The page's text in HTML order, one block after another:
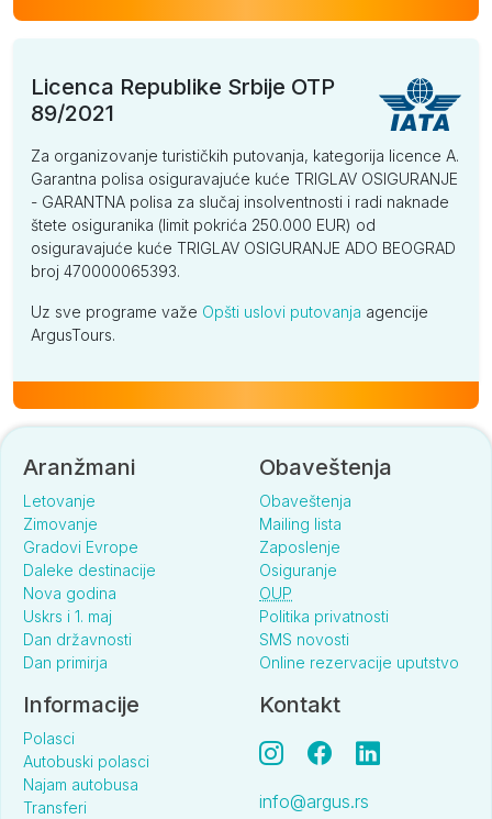
Licenca Republike Srbije OTP
89/2021
Za organizovanje turističkih putovanja, kategorija licence A.
Garantna polisa osiguravajuće kuće TRIGLAV OSIGURANJE
- GARANTNA polisa za slučaj insolventnosti i radi naknade
štete osiguranika (limit pokrića 250.000 EUR) od
osiguravajuće kuće TRIGLAV OSIGURANJE ADO BEOGRAD
broj 470000065393.
Uz sve programe važe Opšti uslovi putovanja agencije
ArgusTours.
Aranžmani
Letovanje
Zimovanje
Gradovi Evrope
Daleke destinacije
Nova godina
Uskrs i 1. maj
Dan državnosti
Dan primirja
Obaveštenja
Obaveštenja
Mailing lista
Zaposlenje
Osiguranje
OUP
Politika privatnosti
SMS novosti
Online rezervacije uputstvo
Informacije
Polasci
Autobuski polasci
Najam autobusa
Transferi
Kontakt
info@argus.rs